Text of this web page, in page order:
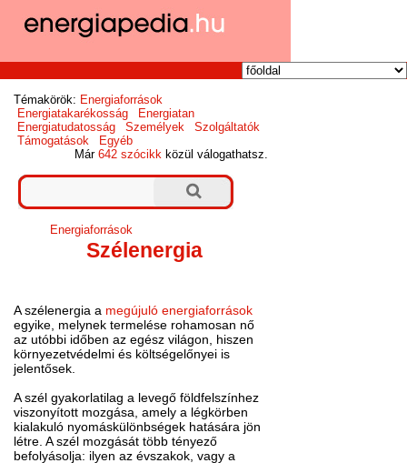
Témakörök: Energiaforrások
Energiatakarékosság
Energiatan
Energiatudatosság
Személyek
Szolgáltatók
Támogatások
Egyéb
Már642 szócikk közül válogathatsz.
Energiaforrások
Szélenergia
A szélenergia a megújuló energiaforrások
egyike, melynek termelése rohamosan nő
az utóbbi időben az egész világon, hiszen
környezetvédelmi és költségelőnyei is
jelentősek.
A szél gyakorlatilag a levegő földfelszínhez
viszonyított mozgása, amely a légkörben
kialakuló nyomáskülönbségek hatására jön
létre. A szél mozgását több tényező
befolyásolja: ilyen az évszakok, vagy a